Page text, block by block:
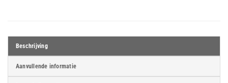
Beschrijving
Aanvullende informatie